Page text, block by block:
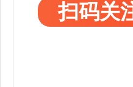
扫码关